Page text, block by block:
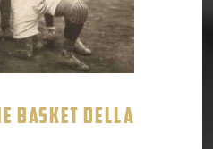
BASKET DELLA